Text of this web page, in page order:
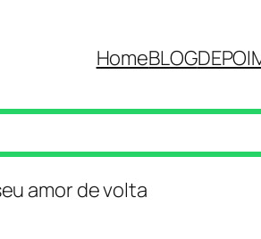
HomeBLOG
amor de volta